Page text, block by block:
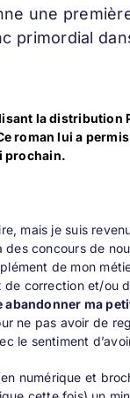
une
primordial
la distribution
roman lui a
prochain.
mais je suis
concours de
de mon
correction et/ou
ma
ne pas avoir de
le sentiment
numérique et